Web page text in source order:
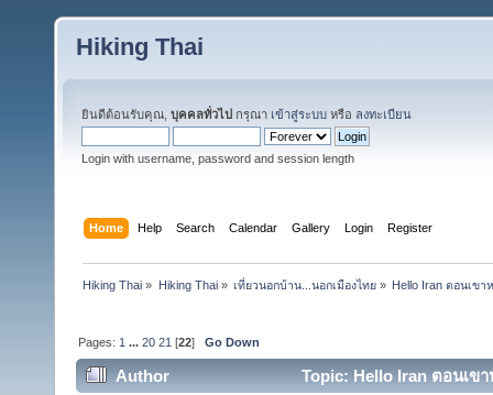
Hiking Thai
ยินดีต้อนรับคุณ, บุคคลทั่วไป กรุณา เข้าสู่ระบบ หรือ ลงทะเบียน
Login with username, password and session length
Home Help Search Calendar Gallery Login Register
Hiking Thai » Hiking Thai» เที่ยวนอกบ้าน...นอกเมืองไทย» Hello Iran ตอนเข
Pages: 1 ...20 21 [22]Go Down
Author Topic: Hello Iran ตอนเข